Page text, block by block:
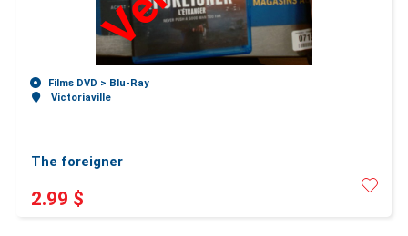
Films DVD > Blu-Ray
Victoriaville
The foreigner
2.99 $